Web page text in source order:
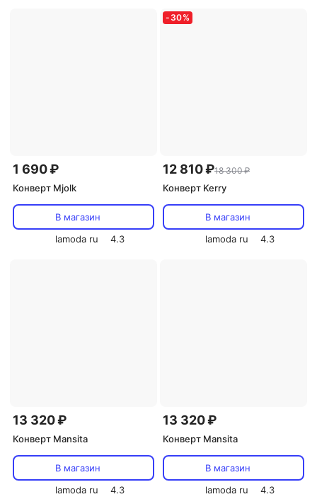
1 690 ₽
Конверт Mjolk
В магазин
lamoda ru
4.3
- 30%
12 810 ₽18 300 ₽
Конверт Kerry
В магазин
lamoda ru
4.3
13 320 ₽
Конверт Mansita
В магазин
lamoda ru
4.3
13 320 ₽
Конверт Mansita
В магазин
lamoda ru
4.3